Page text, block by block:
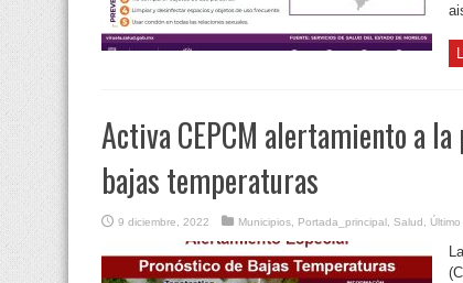
Activa CEPCM alertamiento a
bajas temperaturas
9 diciembre, 2022 Municipios Portada_principal Salud